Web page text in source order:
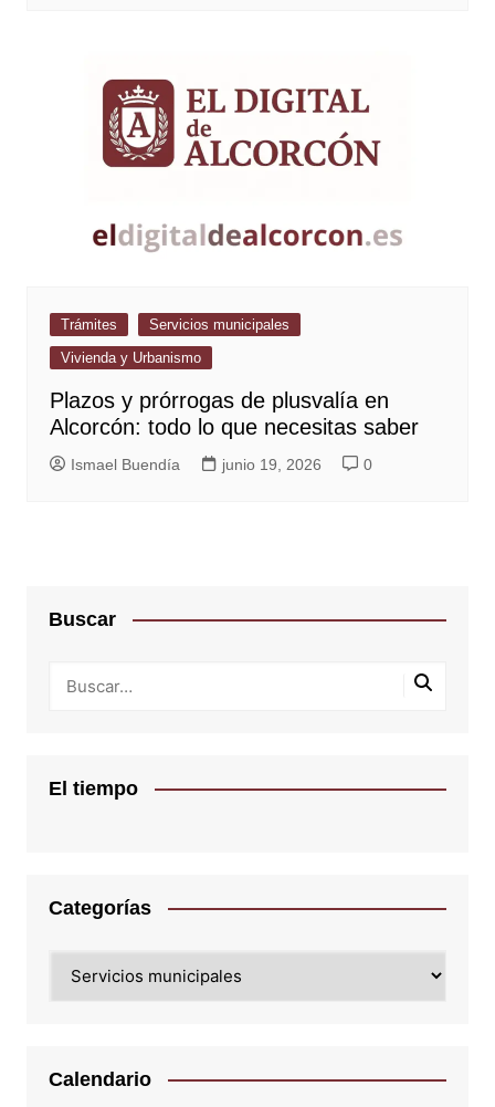
Trámites
Servicios municipales
Vivienda y Urbanismo
Plazos y prórrogas de plusvalía en
Alcorcón: todo lo que necesitas saber
Ismael Buendía junio 19, 2026 0
Buscar
El tiempo
Categorías
Calendario